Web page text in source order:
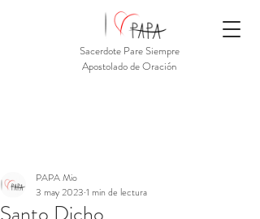
Sacerdote Pare Siempre
Apostolado de Oración
PAPA Mio
3 may 2023 1 min de lectura